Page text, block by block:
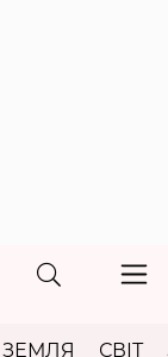
ЗЕМЛЯ СВІТ